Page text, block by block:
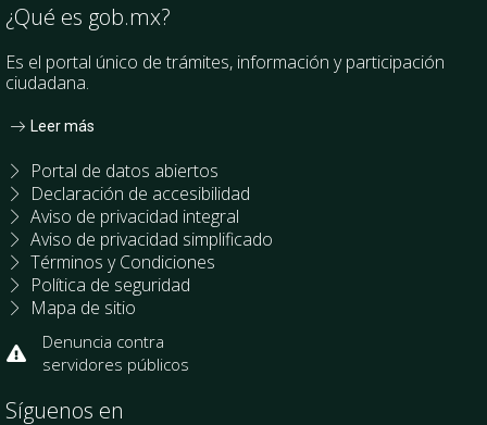
¿Qué es gob.mx?
Es el portal único de trámites, información y participación
ciudadana.
Leer más
Portal de datos abiertos
Declaración de accesibilidad
Aviso de privacidad integral
Aviso de privacidad simplificado
Términos y Condiciones
Política de seguridad
Mapa de sitio
Denuncia contra
servidores públicos
Síguenos en